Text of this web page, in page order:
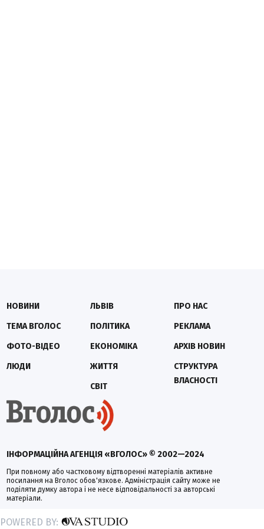
ІНФОРМАЦІЙНА АГЕНЦІЯ «ВГОЛОС» © 2002—2024
При повному або частковому відтворенні матеріалів активне
посилання на Вголос обов'язкове. Адміністрація сайту може не
поділяти думку автора і не несе відповідальності за авторські
матеріали.
НОВИНИ
ТЕМА ВГОЛОС
ФОТО-ВІДЕО
ЛЮДИ
ЛЬВІВ
ПОЛІТИКА
ЕКОНОМІКА
ЖИТТЯ
СВІТ
ПРО НАС
РЕКЛАМА
АРХІВ НОВИН
СТРУКТУРА
ВЛАСНОСТІ
POWERED BY: